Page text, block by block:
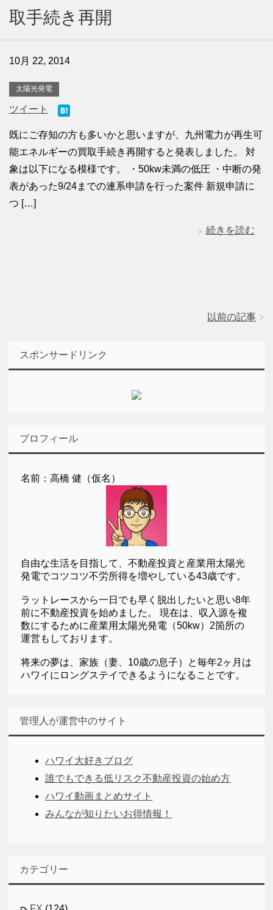
取手続き再開
10月 22, 2014
太陽光発電
ツイート
既にご存知の方も多いかと思いますが、九州電力が再生可
能エネルギーの買取手続き再開すると発表しました。 対
象は以下になる模様です。 ・50kw未満の低圧 ・中断の発
表があった9/24までの連系申請を行った案件 新規申請に
つ […]
続きを読む
以前の記事
スポンサードリンク
プロフィール
名前：高橋 健（仮名）
自由な生活を目指して、不動産投資と産業用太陽光
発電でコツコツ不労所得を増やしている43歳です。
ラットレースから一日でも早く脱出したいと思い8年
前に不動産投資を始めました。 現在は、収入源を複
数にするために産業用太陽光発電（50kw）2箇所の
運営もしております。
将来の夢は、家族（妻、10歳の息子）と毎年2ヶ月は
ハワイにロングステイできるようになることです。
管理人が運営中のサイト
ハワイ大好きブログ
誰でもできる低リスク不動産投資の始め方
ハワイ動画まとめサイト
みんなが知りたいお得情報！
カテゴリー